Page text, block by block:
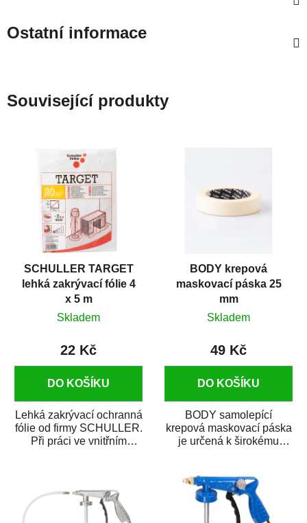
Ostatní informace
Související produkty
SCHULLER TARGET
lehká zakrývací fólie 4
x 5 m
Skladem
22 Kč
DO KOŠÍKU
Lehká zakrývací ochranná
fólie od firmy SCHULLER.
Při práci ve vnitřním
BODY krepová
maskovací páska 25
mm
Skladem
49 Kč
DO KOŠÍKU
BODY samolepící
krepová maskovací páska
je určená k širokému
i v domácí dílně....